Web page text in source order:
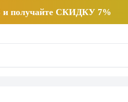
получайте СКИДКУ 7%